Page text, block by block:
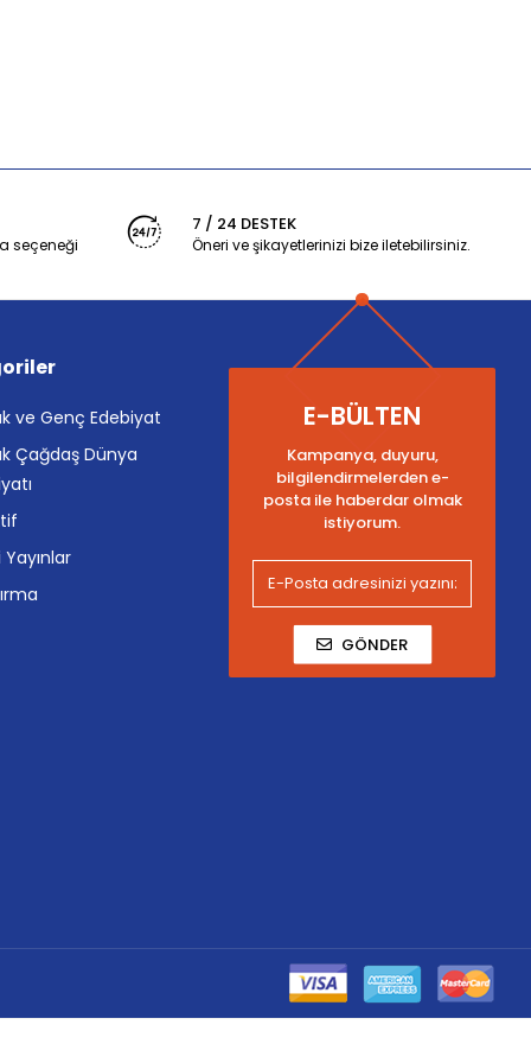
seçeneği
7 / 24 DESTEK
Öneri ve şikayetlerinizi bize iletebilirsiniz.
ve Genç Edebiyat
Çağdaş Dünya
Yayınlar
E-BÜLTEN
Kampanya, duyuru,
bilgilendirmelerden e-
posta ile haberdar olmak
istiyorum.
GÖNDER